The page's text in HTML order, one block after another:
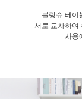
블랑슈 테이
서로 교차하여
사용